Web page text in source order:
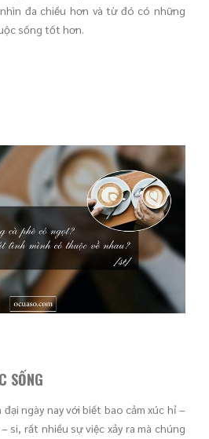
đa chiều hơn và từ đó có những
sống tốt hơn.
SỐNG
ngày nay với biết bao cảm xúc hỉ –
si, rất nhiều sự việc xảy ra mà chúng